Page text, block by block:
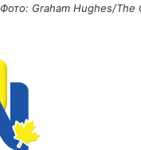
Фото: Graham Hughes/The